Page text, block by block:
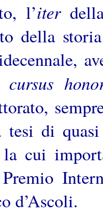
l’iterdella
della
cursus
tesi di
cui
d’Ascoli.